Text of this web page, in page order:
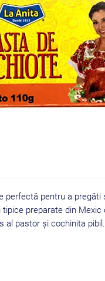
perfectă pentru a pregăti
preparate din
al pastor și cochinita pibil.